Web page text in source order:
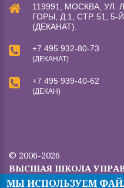
119991, МОСКВА, УЛ.
ГОРЫ, Д.1, СТР. 51,
(ДЕКАНАТ).
+7 495 932-80-73
(ДЕКАНАТ)
+7 495 939-40-62
(ДЕКАН)
© 2006-2026
ВЫСШАЯ ШКОЛА
МГУ.
МЫ ИСПОЛЬЗУЕМ